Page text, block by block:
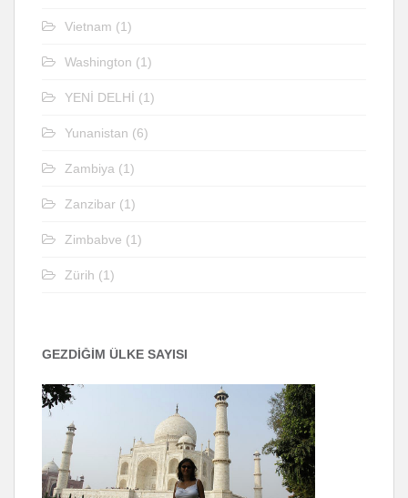
Vietnam (1)
Washington (1)
YENİ DELHİ (1)
Yunanistan (6)
Zambiya (1)
Zanzibar (1)
Zimbabve (1)
Zürih (1)
GEZDİĞİM ÜLKE SAYISI